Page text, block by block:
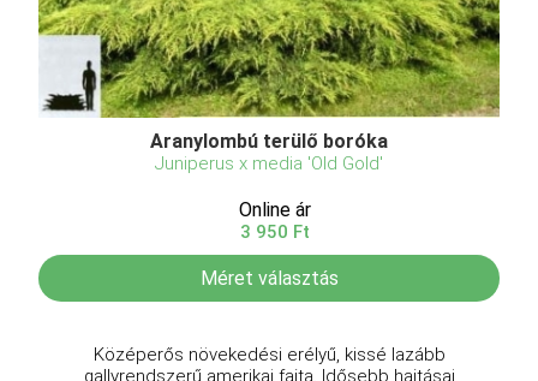
Aranylombú terülő boróka
Juniperus x media 'Old Gold'
Online ár
3 950 Ft
Méret választás
Középerős növekedési erélyű, kissé lazább
gallyrendszerű amerikai fajta. Idősebb hajtásai